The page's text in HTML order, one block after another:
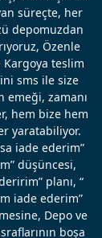
süreçte, her
depomuzdan
Özenle
Kargoya teslim
sms ile size
emeği, zamanı
hem bize hem
yaratabiliyor.
iade ederim”
düşüncesi,
planı, “
iade ederim”
Depo ve
boşa